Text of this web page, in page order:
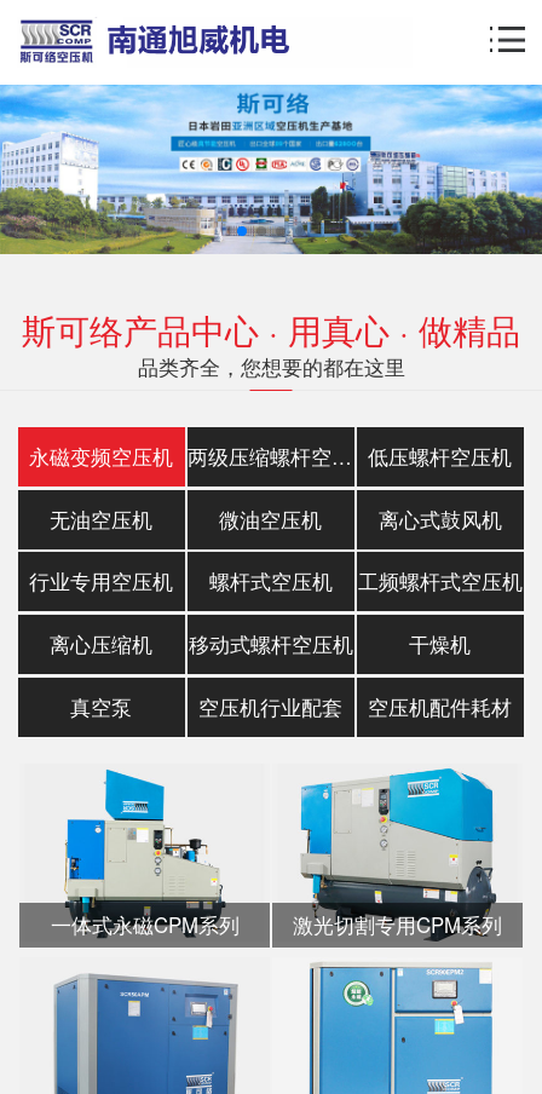
斯可络产品中心 · 用真心 · 做精品
品类齐全，您想要的都在这里
永磁变频空压机 两级压缩螺杆空压机 低压螺杆空压机
无油空压机 微油空压机 离心式鼓风机
行业专用空压机 螺杆式空压机 工频螺杆式空压机
离心压缩机 移动式螺杆空压机 干燥机
真空泵 空压机行业配套 空压机配件耗材
一体式永磁CPM系列 激光切割专用CPM系列